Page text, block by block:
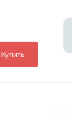
Купить